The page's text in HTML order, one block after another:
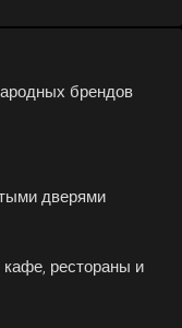
брендов
дверями
рестораны и